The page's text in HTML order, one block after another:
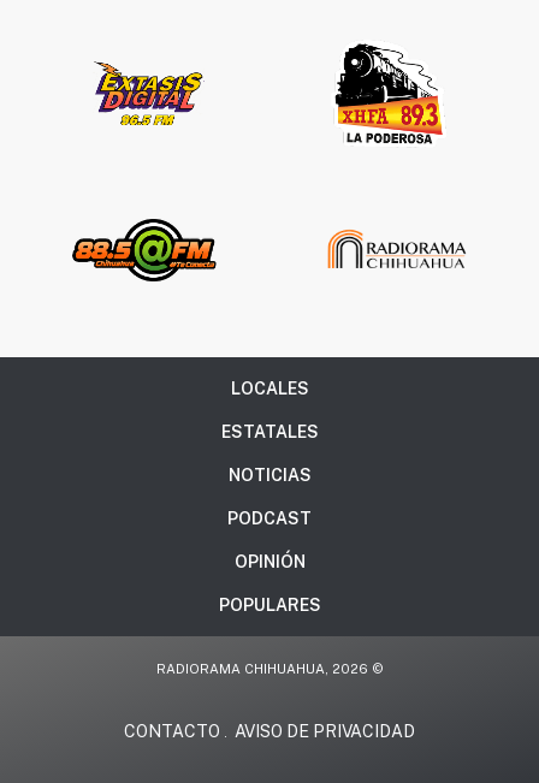
LOCALES
ESTATALES
NOTICIAS
PODCAST
OPINIÓN
POPULARES
RADIORAMA CHIHUAHUA, 2026 ©
CONTACTO AVISO DE PRIVACIDAD